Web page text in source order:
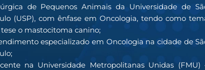
de Pequenos Animais da Universidade de
(USP), com ênfase em Oncologia, tendo como
o mastocitoma canino;
especializado em Oncologia na cidade de
na Universidade Metropolitanas Unidas (FMU)